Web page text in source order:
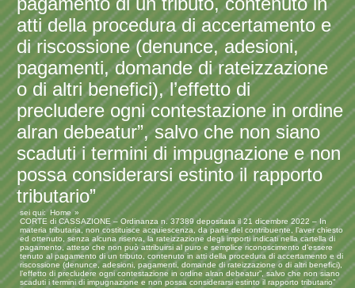
atti della procedura di accertamento e
di riscossione (denunce, adesioni,
pagamenti, domande di rateizzazione
o di altri benefici), l’effetto di
precludere ogni contestazione in ordine
alran debeatur”, salvo che non siano
scaduti i termini di impugnazione e non
possa considerarsi estinto il rapporto
tributario”
sei qui:
Home
CORTE di CASSAZIONE – Ordinanza n. 37389 depositata il 21 dicembre 2022 – In
materia tributaria, non costituisce acquiescenza, da parte del contribuente, l’aver chiesto
ed ottenuto, senza alcuna riserva, la rateizzazione degli importi indicati nella cartella di
pagamento, atteso che non può attribuirsi al puro e semplice riconoscimento d’essere
tenuto al pagamento di un tributo, contenuto in atti della procedura di accertamento e di
riscossione (denunce, adesioni, pagamenti, domande di rateizzazione o di altri benefici),
l’effetto di precludere ogni contestazione in ordine alran debeatur”, salvo che non siano
scaduti i termini di impugnazione e non possa considerarsi estinto il rapporto tributario”